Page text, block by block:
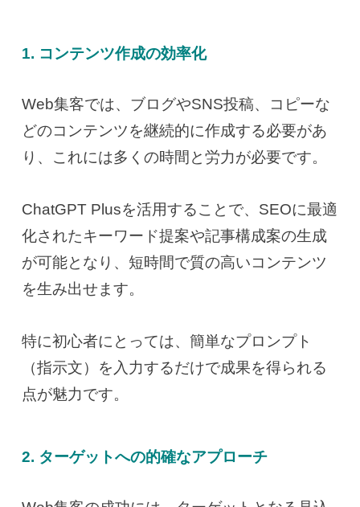
1. コンテンツ作成の効率化
Web集客では、ブログやSNS投稿、コピーな
どのコンテンツを継続的に作成する必要があ
り、
これには多くの時間と労力が必要です。
ChatGPT Plusを活用することで、SEOに最適
化されたキーワード提案や記事構成案の生成
が可能となり、短時間で質の高いコンテンツ
を生み出せます。
特に初心者にとっては、簡単なプロンプト
（指示文）を入力するだけで成果を得られる
点が魅力です。
2. ターゲットへの的確なアプローチ